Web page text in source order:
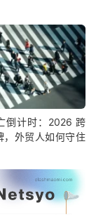
倒计时：2026 跨
，外贸人如何守住